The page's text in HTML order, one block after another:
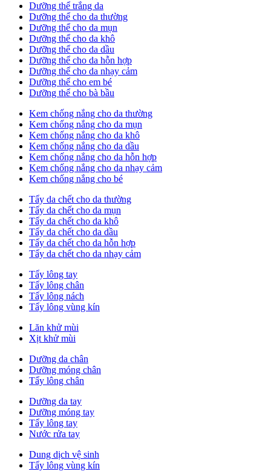
Dưỡng thể trắng da
Dưỡng thể cho da thường
Dưỡng thể cho da mụn
Dưỡng thể cho da khô
Dưỡng thể cho da dầu
Dưỡng thể cho da hỗn hợp
Dưỡng thể cho da nhạy cảm
Dưỡng thể cho em bé
Dưỡng thể cho bà bầu
Kem chống nắng cho da thường
Kem chống nắng cho da mụn
Kem chống nắng cho da khô
Kem chống nắng cho da dầu
Kem chống nắng cho da hỗn hợp
Kem chống nắng cho da nhạy cảm
Kem chống nắng cho bé
Tẩy da chết cho da thường
Tẩy da chết cho da mụn
Tẩy da chết cho da khô
Tẩy da chết cho da dầu
Tẩy da chết cho da hỗn hợp
Tẩy da chết cho da nhạy cảm
Tẩy lông tay
Tẩy lông chân
Tẩy lông nách
Tẩy lông vùng kín
Lăn khử mùi
Xịt khử mùi
Dưỡng da chân
Dưỡng móng chân
Tẩy lông chân
Dưỡng da tay
Dưỡng móng tay
Tẩy lông tay
Nước rửa tay
Dung dịch vệ sinh
Tẩy lông vùng kín